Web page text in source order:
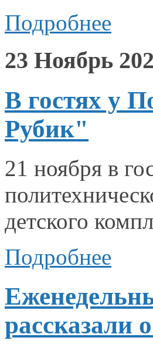
Подробнее
23 Ноябрь
В гостях у
Рубик"
21 ноября в
детского
Подробнее
рассказали